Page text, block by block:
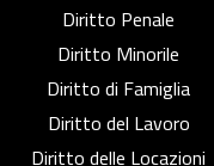
Diritto Penale
Diritto Minorile
Diritto di Famiglia
Diritto del Lavoro
Diritto delle Locazioni